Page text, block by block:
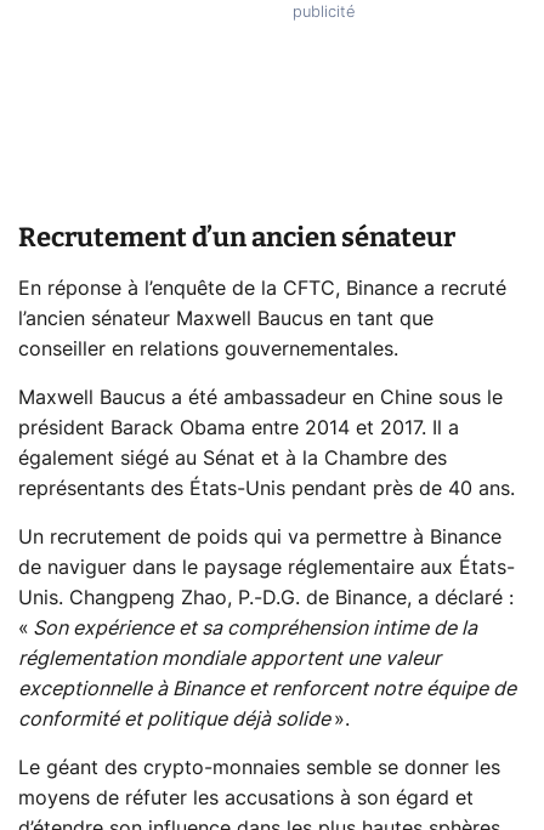
Recrutement d’un ancien sénateur
En réponse à l’enquête de la CFTC, Binance a recruté
l’ancien sénateur Maxwell Baucus en tant que
conseiller en relations gouvernementales.
Maxwell Baucus a été ambassadeur en Chine sous le
président Barack Obama entre 2014 et 2017. Il a
également siégé au Sénat et à la Chambre des
représentants des États-Unis pendant près de 40 ans.
Un recrutement de poids qui va permettre à Binance
de naviguer dans le paysage réglementaire aux États-
Unis. Changpeng Zhao, P.-D.G. de Binance, a déclaré :
« Son expérience et sa compréhension intime de la
réglementation mondiale apportent une valeur
exceptionnelle à Binance et renforcent notre équipe de
conformité et politique déjà solide».
Le géant des crypto-monnaies semble se donner les
moyens de réfuter les accusations à son égard et